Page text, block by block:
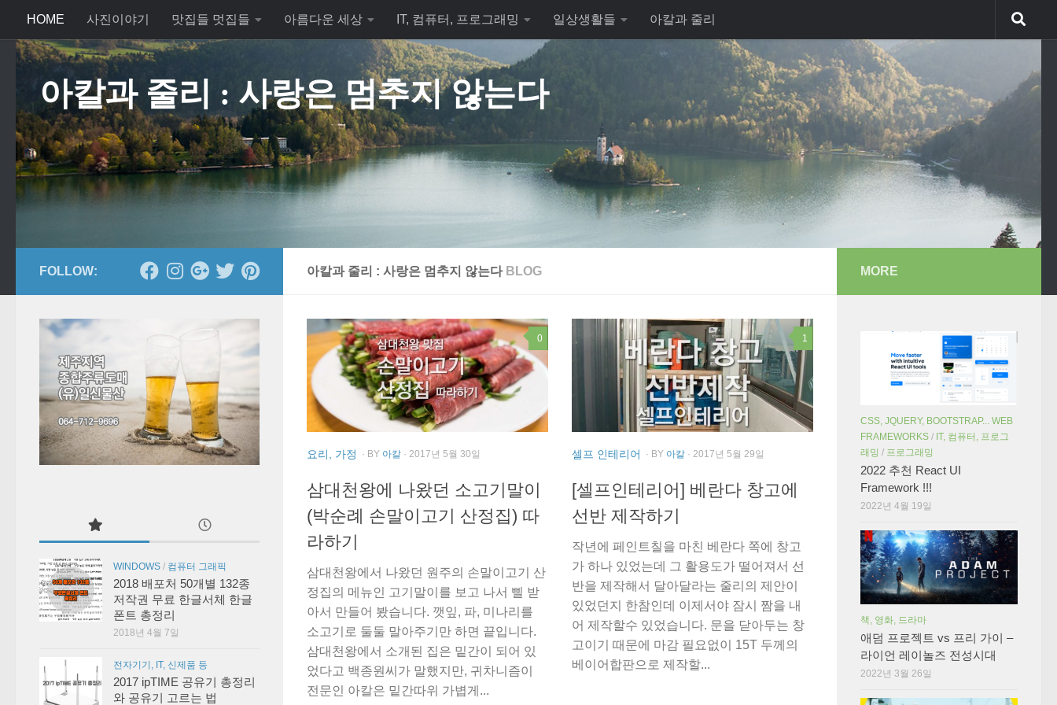
Skip to content
HOME 사진이야기 맛집들 멋집들 아름다운 세상 IT, 컴퓨터, 프로그래밍 일상생활들 아칼과 줄리
아칼과 줄리 : 사랑은 멈추지 않는다
아칼과 줄리 : 사랑은 멈추지 않는다 BLOG
0
요리, 가정 · BY 아칼 · 2017년 5월 30일
삼대천왕에 나왔던 소고기말이
(박순례 손말이고기 산정집) 따
라하기
삼대천왕에서 나왔던 원주의 손말이고기 산
정집의 메뉴인 고기말이를 보고 나서 삘 받
아서 만들어 봤습니다. 깻잎, 파, 미나리를
소고기로 둘둘 말아주기만 하면 끝입니다.
삼대천왕에서 소개된 집은 밑간이 되어 있
었다고 백종원씨가 말했지만, 귀차니즘이
전문인 아칼은 밑간따위 가볍게...
1
셀프 인테리어 · BY 아칼 · 2017년 5월 29일
[셀프인테리어] 베란다 창고에
선반 제작하기
작년에 페인트칠을 마친 베란다 쪽에 창고
가 하나 있었는데 그 활용도가 떨어져서 선
반을 제작해서 달아달라는 줄리의 제안이
있었던지 한참인데 이제서야 잠시 짬을 내
어 제작할수 있었습니다. 문을 닫아두는 창
고이기 때문에 마감 필요없이 15T 두께의
베이어합판으로 제작할...
FOLLOW:
WINDOWS / 컴퓨터 그래픽
2018 배포처 50개별 132종
저작권 무료 한글서체 한글
폰트 총정리
2018년 4월 7일
전자기기, IT, 신제품 등
2017 ipTIME 공유기 총정리
와 공유기 고르는 법
MORE
CSS, JQUERY, BOOTSTRAP... WEB
FRAMEWORKS / IT, 컴퓨터, 프로그
래밍 / 프로그래밍
2022 추천 React UI
Framework !!!
2022년 4월 19일
책, 영화, 드라마
애덤 프로젝트 vs 프리 가이 –
라이언 레이놀즈 전성시대
2022년 3월 26일